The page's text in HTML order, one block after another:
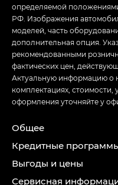
определяемой
РФ. Изображения
моделей, часть
дополнительная опция.
рекомендованными
фактических цен,
Актуальную информацию о
комплектациях, стоимости,
оформления уточняйте у
Общее
Кредитные
Выгоды и цены
Сервисная